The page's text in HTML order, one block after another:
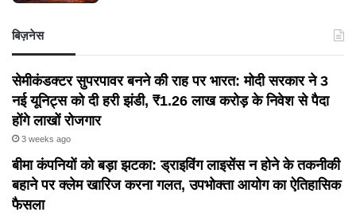
बिज़नेस
सेमीकंडक्टर सुपरपावर बनने की राह पर भारत: मोदी सरकार ने 3
नई यूनिट्स को दी हरी झंडी, ₹1.26 लाख करोड़ के निवेश से पैदा
होंगे लाखों रोजगार
3 weeks ago
बीमा कंपनियों को बड़ा झटका: ड्राइविंग लाइसेंस न होने के तकनीकी
बहाने पर क्लेम खारिज करना गलत, उपभोक्ता आयोग का ऐतिहासिक
फैसला